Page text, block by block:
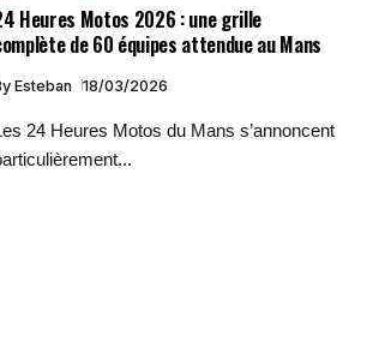
Heures Motos 2026 : une grille
de 60 équipes attendue au Mans
Esteban 18/03/2026
24 Heures Motos du Mans s’annoncent